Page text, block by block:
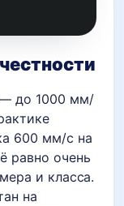
— до 1000 мм/
600 мм/с на
равно очень
и класса.
на